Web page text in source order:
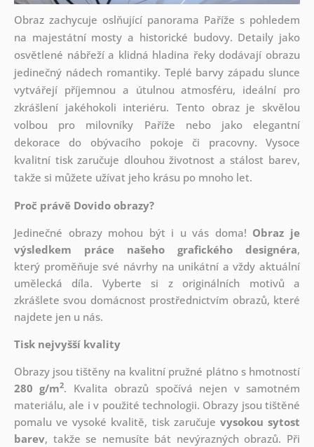
Obraz zachycuje oslňující panorama Paříže s pohledem
na majestátní mosty a historické budovy. Detaily jako
osvětlené nábřeží a klidná hladina řeky dodávají obrazu
jedinečný nádech romantiky. Teplé barvy západu slunce
vytvářejí příjemnou a útulnou atmosféru, ideální pro
zkrášlení jakéhokoli interiéru. Tento obraz je skvělou
volbou pro milovníky Paříže nebo jako elegantní
dekorace do obývacího pokoje či pracovny. Vysoce
kvalitní tisk zaručuje dlouhou životnost a stálost barev,
takže si můžete užívat jeho krásu po mnoho let.
Proč právě Dovido obrazy?
Jedinečné obrazy mohou být i u vás doma! Obraz je
výsledkem práce našeho grafického designéra,
který proměňuje své návrhy na unikátní a vždy aktuální
umělecká díla. Vyberte si z originálních motivů a
zkrášlete svou domácnost prostřednictvím obrazů, které
najdete jen u nás.
Tisk nejvyšší kvality
Obrazy jsou tištěny na kvalitní pružné plátno s hmotností
280 g/m2. Kvalita obrazů spočívá nejen v samotném
materiálu, ale i v použité technologii. Obrazy jsou tištěné
pomalu ve vysoké kvalitě, tisk zaručuje vysokou sytost
barev, takže se nemusíte bát nevýrazných obrazů. Při